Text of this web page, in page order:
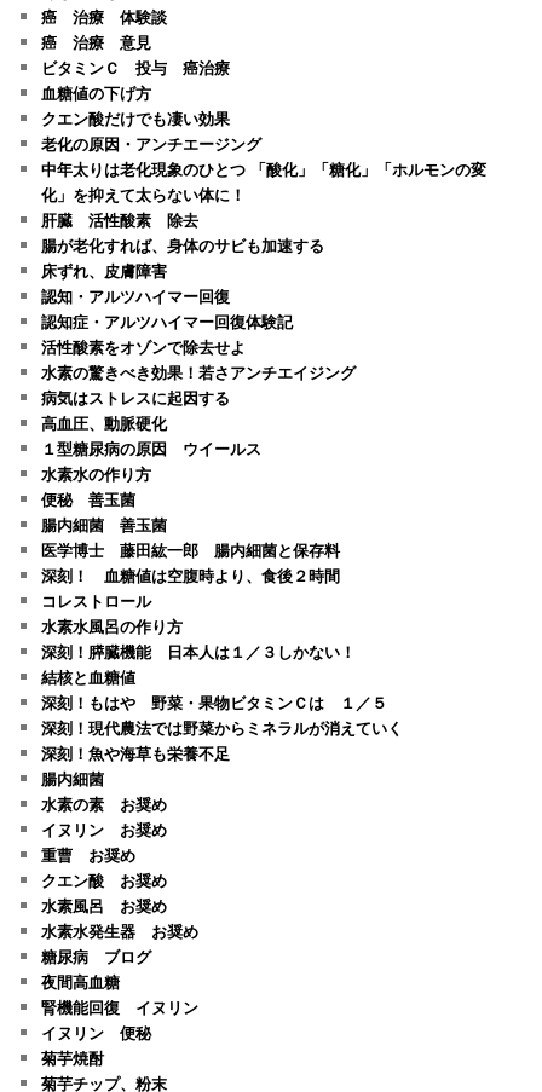
癌 治療 体験談
癌 治療 意見
ビタミンＣ 投与 癌治療
血糖値の下げ方
クエン酸だけでも凄い効果
老化の原因・アンチエージング
中年太りは老化現象のひとつ 「酸化」「糖化」「ホルモンの変
化」を抑えて太らない体に！
肝臓 活性酸素 除去
腸が老化すれば、身体のサビも加速する
床ずれ、皮膚障害
認知・アルツハイマー回復
認知症・アルツハイマー回復体験記
活性酸素をオゾンで除去せよ
水素の驚きべき効果！若さアンチエイジング
病気はストレスに起因する
高血圧、動脈硬化
１型糖尿病の原因 ウイールス
水素水の作り方
便秘 善玉菌
腸内細菌 善玉菌
医学博士 藤田紘一郎 腸内細菌と保存料
深刻！ 血糖値は空腹時より、食後２時間
コレストロール
水素水風呂の作り方
深刻！膵臓機能 日本人は１／３しかない！
結核と血糖値
深刻！もはや 野菜・果物ビタミンＣは １／５
深刻！現代農法では野菜からミネラルが消えていく
深刻！魚や海草も栄養不足
腸内細菌
水素の素 お奨め
イヌリン お奨め
重曹 お奨め
クエン酸 お奨め
水素風呂 お奨め
水素水発生器 お奨め
糖尿病 ブログ
夜間高血糖
腎機能回復 イヌリン
イヌリン 便秘
菊芋焼酎
菊芋チップ、粉末